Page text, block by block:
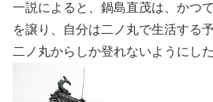
一説によると、鍋島直茂は、かつ
を譲り、自分は二ノ丸で生活する
二ノ丸からしか登れないようにし